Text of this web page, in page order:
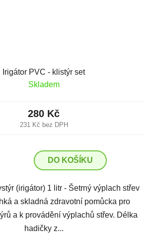
Irigátor PVC - klistýr set
Skladem
231 Kč bez DPH
280 Kč
DO KOŠÍKU
(irigátor) 1 litr - Šetrný výplach střev
a skladná zdravotní pomůcka pro
a k provádění výplachů střev. Délka
hadičky z...